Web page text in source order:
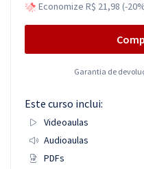
Economize R$ 21,98 (-
Garantia de
Este curso inclui:
Videoaulas
Audioaulas
PDFs